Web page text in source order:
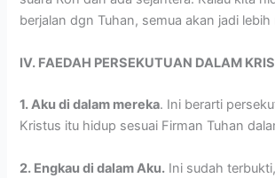
berjalan dgn Tuhan, semua akan jadi lebih
IV. FAEDAH PERSEKUTUAN DALAM
1. Aku di dalam mereka. Ini berarti
Kristus itu hidup sesuai Firman Tuhan
2. Engkau di dalam Aku. Ini sudah